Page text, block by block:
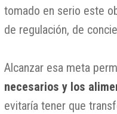
tomado en serio este
de regulación, de
Alcanzar esa meta
necesarios y los
evitaría tener que